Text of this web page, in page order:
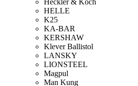
HELLE
K25
KA-BAR
KERSHAW
Klever Ballistol
LANSKY
LIONSTEEL
Magpul
Man Kung